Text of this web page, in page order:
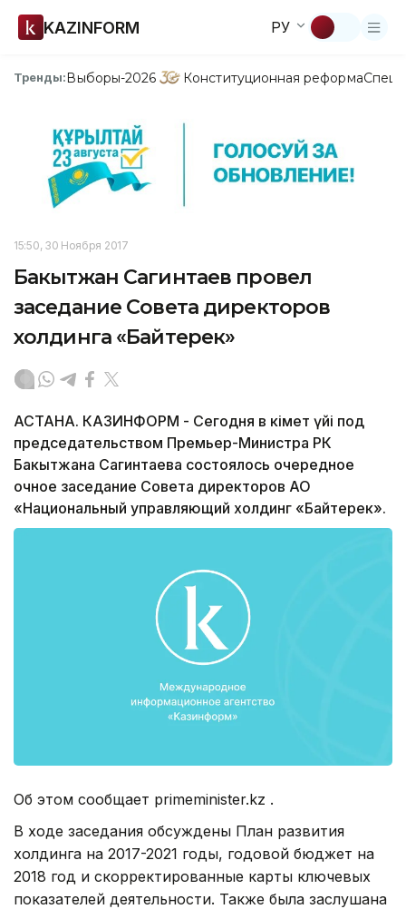
KAZINFORM РУ
Тренды:Выборы-2026 Конституционная реформа
15:50, 30 Ноября 2017
Бакытжан Сагинтаев провел
заседание Совета директоров
холдинга «Байтерек»
АСТАНА. КАЗИНФОРМ - Сегодня в Үкімет үйі под
председательством Премьер-Министра РК
Бакытжана Сагинтаева состоялось очередное
очное заседание Совета директоров АО
«Национальный управляющий холдинг «Байтерек».
Об этом сообщает primeminister.kz .
В ходе заседания обсуждены План развития
холдинга на 2017-2021 годы, годовой бюджет на
2018 год и скорректированные карты ключевых
показателей деятельности. Также была заслушана